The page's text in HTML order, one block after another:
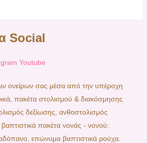
Social
Youtube
ονείρων σας μέσα από την υπέροχη
πακέτα στολισμού & διακόσμησης
δεξίωσης, ανθοστολισμός
πακέτα νονάς - νονού:
επώνυμα βαπτιστικά ρούχα.